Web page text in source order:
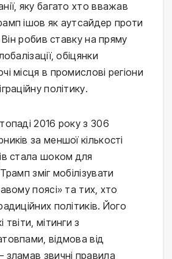
яку багато хто вважав
ішов як аутсайдер проти
Він робив ставку на пряму
обіцянки
місця в промислові регіони
політику.
2016 року з 306
за меншої кількості
стала шоком для
зміг мобілізувати
поясі» та тих, хто
політиків. Його
мітинги з
відмова від
зламав звичні правила